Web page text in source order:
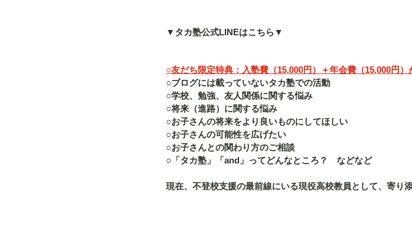
▼タカ塾公式LINEはこちら▼
○友だち限定特典：入塾費（15,000円）＋年会費（15,000円）
○ブログには載っていないタカ塾での活動
○学校、勉強、友人関係に関する悩み
○将来（進路）に関する悩み
○お子さんの将来をより良いものにしてほしい
○お子さんの可能性を広げたい
○お子さんとの関わり方のご相談
○「タカ塾」「and」ってどんなところ？　などなど
現在、不登校支援の最前線にいる現役高校教員として、寄り